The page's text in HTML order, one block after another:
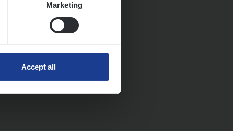
Marketing
Accept all